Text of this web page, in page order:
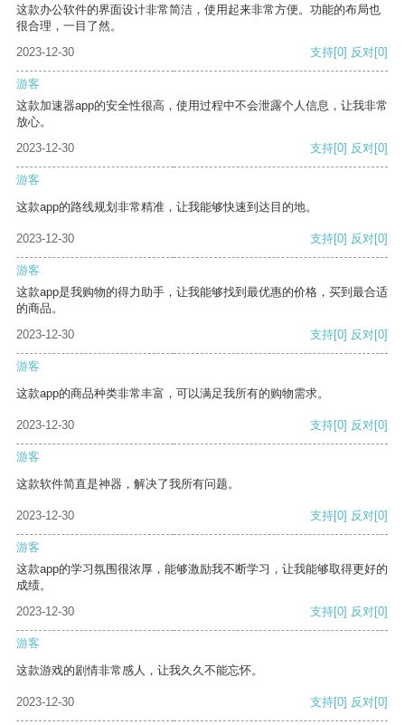
这款办公软件的界面设计非常简洁，使用起来非常方便。功能的布局也
很合理，一目了然。
2023-12-30
支持[0] 反对[0]
游客
这款加速器app的安全性很高，使用过程中不会泄露个人信息，让我非常
放心。
2023-12-30
支持[0] 反对[0]
游客
这款app的路线规划非常精准，让我能够快速到达目的地。
2023-12-30 支持[0] 反对[0]
游客
这款app是我购物的得力助手，让我能够找到最优惠的价格，买到最合适
的商品。
2023-12-30
支持[0] 反对[0]
游客
这款app的商品种类非常丰富，可以满足我所有的购物需求。
2023-12-30 支持[0] 反对[0]
游客
这款软件简直是神器，解决了我所有问题。
2023-12-30 支持[0] 反对[0]
游客
这款app的学习氛围很浓厚，能够激励我不断学习，让我能够取得更好的
成绩。
2023-12-30
支持[0] 反对[0]
游客
这款游戏的剧情非常感人，让我久久不能忘怀。
2023-12-30 支持[0] 反对[0]